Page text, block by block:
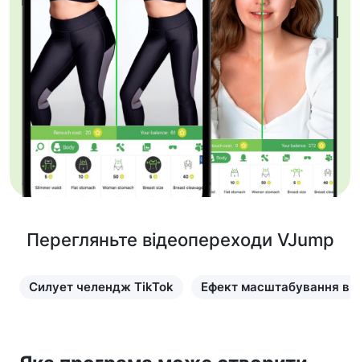
Перегляньте відеопереходи VJump
Силует челендж TikTok Ефект масштабування в